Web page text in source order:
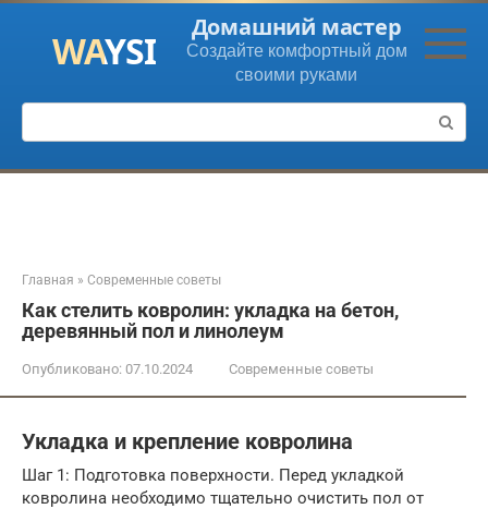
Перейти
контенту
Домашний мастер
Создайте комфортный дом
своими руками
Поиск:
Главная » Современные советы
Как стелить ковролин: укладка на бетон,
деревянный пол и линолеум
Опубликовано: 07.10.2024 Современные советы
Укладка и крепление ковролина
Шаг 1: Подготовка поверхности. Перед укладкой
ковролина необходимо тщательно очистить пол от